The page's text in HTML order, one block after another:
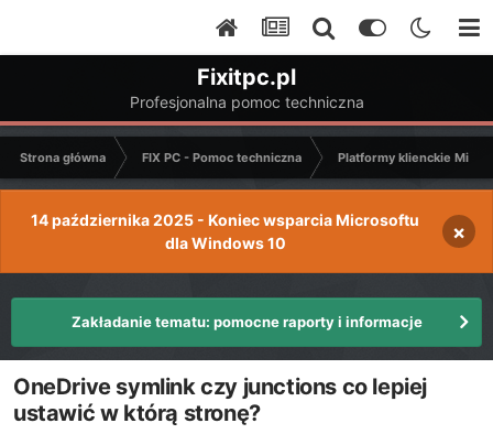
Fixitpc.pl
Profesjonalna pomoc techniczna
Strona główna FIX PC - Pomoc techniczna Platformy klienckie
14 października 2025 - Koniec wsparcia Microsoftu
dla Windows 10
×
Zakładanie tematu: pomocne raporty i informacje
OneDrive symlink czy junctions co lepiej
ustawić w którą stronę?